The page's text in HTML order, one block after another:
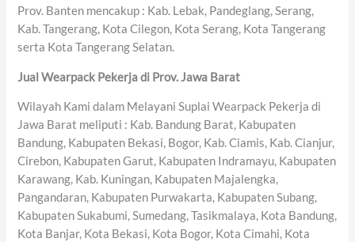
Prov. Banten mencakup : Kab. Lebak, Pandeglang, Serang,
Kab. Tangerang, Kota Cilegon, Kota Serang, Kota Tangerang
serta Kota Tangerang Selatan.
Jual Wearpack Pekerja di Prov. Jawa Barat
Wilayah Kami dalam Melayani Suplai Wearpack Pekerja di
Jawa Barat meliputi : Kab. Bandung Barat, Kabupaten
Bandung, Kabupaten Bekasi, Bogor, Kab. Ciamis, Kab. Cianjur,
Cirebon, Kabupaten Garut, Kabupaten Indramayu, Kabupaten
Karawang, Kab. Kuningan, Kabupaten Majalengka,
Pangandaran, Kabupaten Purwakarta, Kabupaten Subang,
Kabupaten Sukabumi, Sumedang, Tasikmalaya, Kota Bandung,
Kota Banjar, Kota Bekasi, Kota Bogor, Kota Cimahi, Kota